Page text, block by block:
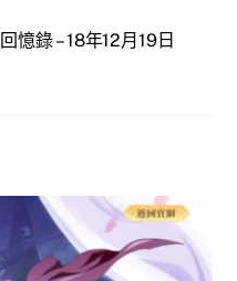
憶錄 – 18年12月19日